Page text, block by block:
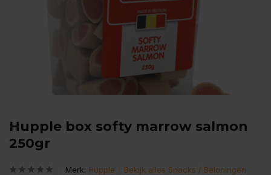
Hupple box softy marrow salmon
250gr
Merk: Hupple Bekijk alles Snacks / Beloningen